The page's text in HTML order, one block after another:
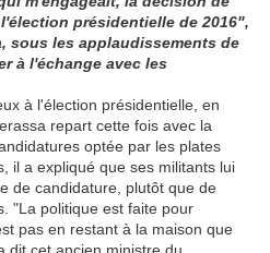
présidentielle de 2016",
sous les applaudissements de
à l'échange avec les
à l'élection présidentielle, en
repart cette fois avec la
optée par les plates
il a expliqué que ses militants lui
de candidature, plutôt que de
"La politique est faite pour
pas en restant à la maison que